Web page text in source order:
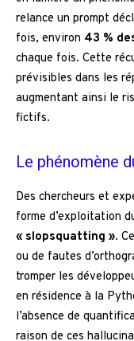
relance un prompt
fois, environ 43 %
chaque fois. Cette
prévisibles dans les
augmentant ainsi le
fictifs.
Le phénomène
Des chercheurs et
forme d’exploitation
« slopsquatting ».
ou de fautes
tromper les
en résidence à la
l’absence de
raison de ces